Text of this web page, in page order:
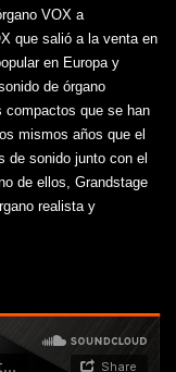
VOX a
que salió a la venta en
en Europa y
de órgano
compactos que se han
mismos años que el
de sonido junto con el
de ellos, Grandstage
realista y